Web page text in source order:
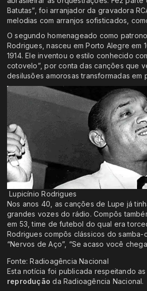
Batutas”, foi arranjador da gravadora
melodias com arranjos sofisticados,
O segundo homenageado como
Rodrigues, nasceu em Porto Alegre em
1914. Ele inventou o estilo conhecido
cotovelo”, por conta das canções que
desilusões amorosas transformadas em
Lupicínio Rodrigues
Nos anos 40, as canções de Lupe já
grandes vozes do rádio. Compôs
em 53, time de futebol do qual era
Rodrigues compôs clássicos do samba-
“Nervos de Aço”, “Se acaso você
Fonte: Radioagência Nacional
Esta notícia foi publicada respeitando as
reprodução da Radioagência Nacional.